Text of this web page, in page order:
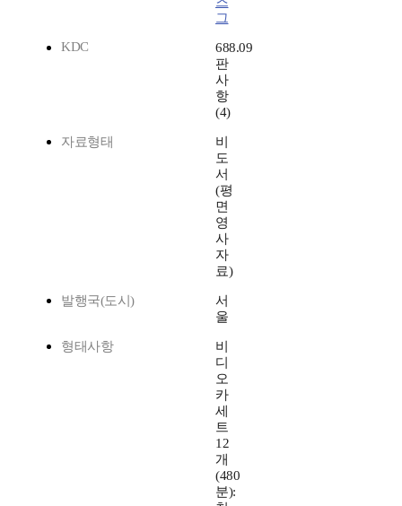
그
KDC
688.09
판
사
항
(4)
자료형태
비
도
서
(평
면
영
사
자
료)
발행국(도시)
서
울
형태사항
비
디
오
카
세
트
12
개
(480
분):